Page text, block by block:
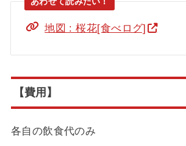
地図 : 桜花[食べログ]
【費用】
各自の飲食代のみ